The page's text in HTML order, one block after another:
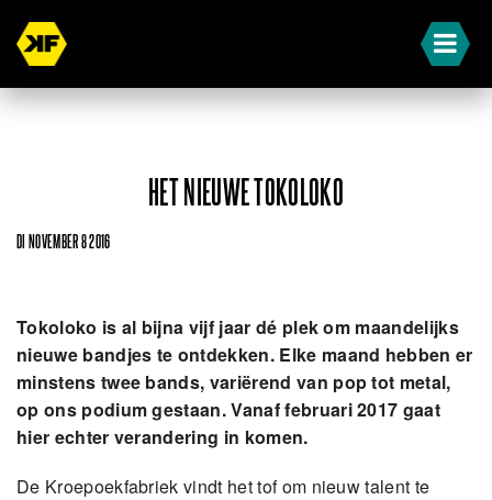
HET NIEUWE TOKOLOKO
DI NOVEMBER 8 2016
Tokoloko is al bijna vijf jaar dé plek om maandelijks
nieuwe bandjes te ontdekken. Elke maand hebben er
minstens twee bands, variërend van pop tot metal,
op ons podium gestaan. Vanaf februari 2017 gaat
hier echter verandering in komen.
De Kroepoekfabriek vindt het tof om nieuw talent te